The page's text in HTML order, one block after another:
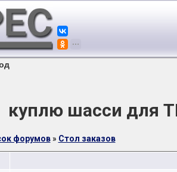
куплю шасси для
форумов» Стол заказов